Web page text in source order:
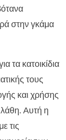
στην γκάμα
τα κατοικίδια
τους
και χρήσης
Αυτή η
τις